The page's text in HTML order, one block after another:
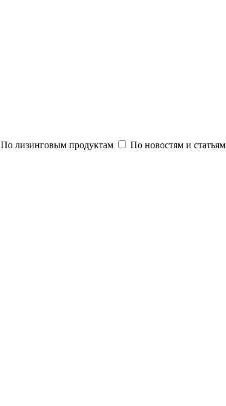
По лизинговым продуктам По новостям и статьям